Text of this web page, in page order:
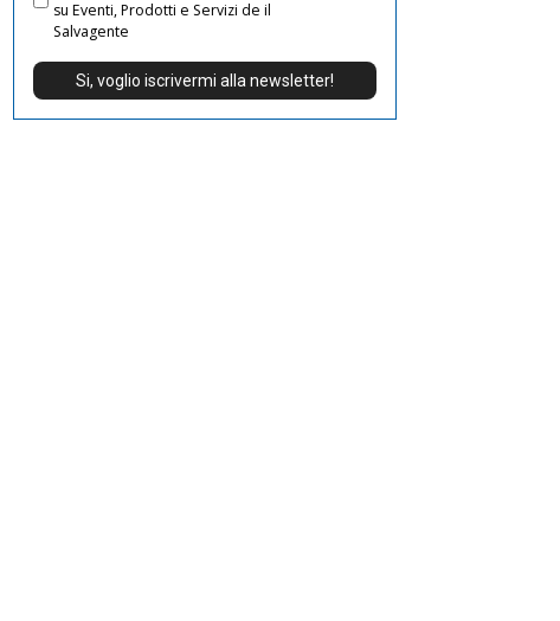
su Eventi, Prodotti e Servizi de il
Salvagente